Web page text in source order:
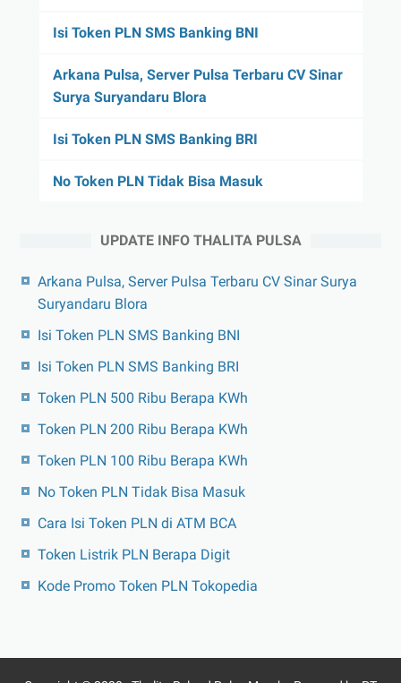
Isi Token PLN SMS Banking BNI
Arkana Pulsa, Server Pulsa Terbaru CV Sinar
Surya Suryandaru Blora
Isi Token PLN SMS Banking BRI
No Token PLN Tidak Bisa Masuk
UPDATE INFO THALITA PULSA
Arkana Pulsa, Server Pulsa Terbaru CV Sinar Surya
Suryandaru Blora
Isi Token PLN SMS Banking BNI
Isi Token PLN SMS Banking BRI
Token PLN 500 Ribu Berapa KWh
Token PLN 200 Ribu Berapa KWh
Token PLN 100 Ribu Berapa KWh
No Token PLN Tidak Bisa Masuk
Cara Isi Token PLN di ATM BCA
Token Listrik PLN Berapa Digit
Kode Promo Token PLN Tokopedia